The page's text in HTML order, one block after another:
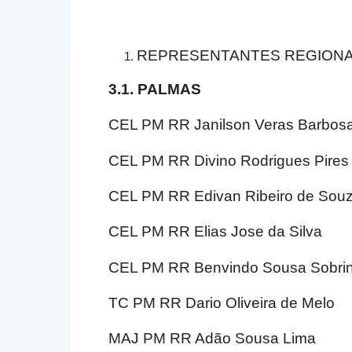
REPRESENTANTES
3.1. PALMAS
CEL PM RR Janilson Veras
CEL PM RR Divino Rodrigues Pires
CEL PM RR Edivan Ribeiro de
CEL PM RR Elias Jose da Silva
CEL PM RR Benvindo Sousa
TC PM RR Dario Oliveira de Melo
MAJ PM RR Adão Sousa Lima